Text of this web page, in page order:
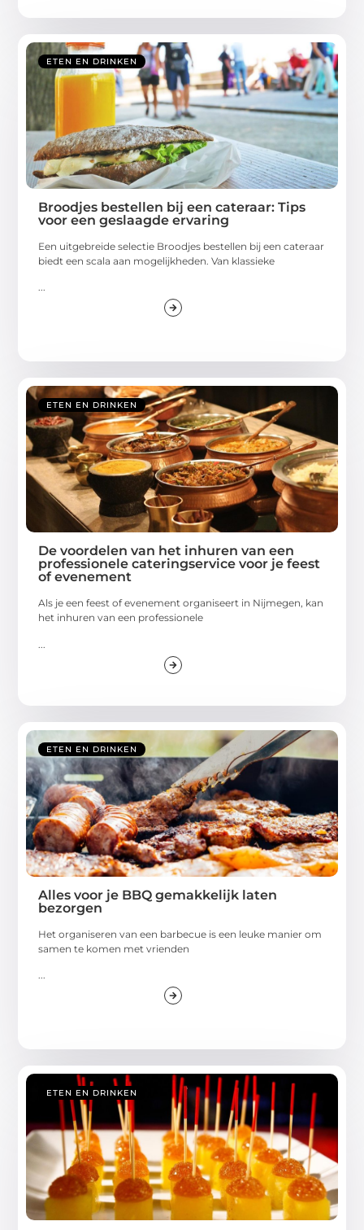
ETEN EN DRINKEN
Broodjes bestellen bij een cateraar: Tips
voor een geslaagde ervaring
Een uitgebreide selectie Broodjes bestellen bij een cateraar
biedt een scala aan mogelijkheden. Van klassieke
...
ETEN EN DRINKEN
De voordelen van het inhuren van een
professionele cateringservice voor je feest
of evenement
Als je een feest of evenement organiseert in Nijmegen, kan
het inhuren van een professionele
ETEN EN DRINKEN
Alles voor je BBQ gemakkelijk laten
bezorgen
Het organiseren van een barbecue is een leuke manier om
samen te komen met vrienden
...
ETEN EN DRINKEN